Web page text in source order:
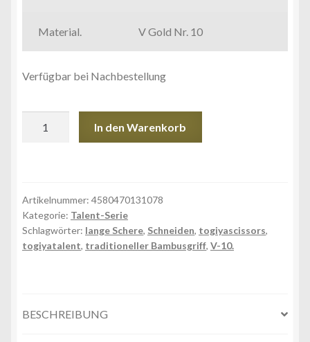
Material. V Gold Nr. 10
Verfügbar bei Nachbestellung
In den Warenkorb
Artikelnummer: 4580470131078
Kategorie: Talent-Serie
Schlagwörter: lange Schere, Schneiden, togiyascissors,
togiyatalent, traditioneller Bambusgriff, V-10.
BESCHREIBUNG